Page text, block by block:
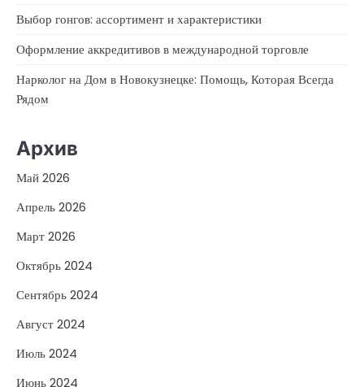
Выбор гонгов: ассортимент и характеристики
Оформление аккредитивов в международной торговле
Нарколог на Дом в Новокузнецке: Помощь, Которая Всегда
Рядом
Архив
Май 2026
Апрель 2026
Март 2026
Октябрь 2024
Сентябрь 2024
Август 2024
Июль 2024
Июнь 2024